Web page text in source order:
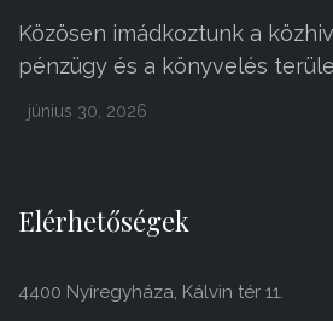
Közösen imádkoztunk a
pénzügy és a könyvelés
június 30, 2026
Elérhetőségek
4400 Nyíregyháza, Kálvin tér 11.